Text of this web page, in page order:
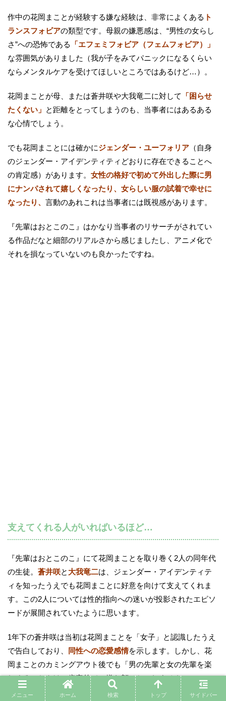
作中の花岡まことが経験する嫌な経験は、非常によくある ト
ランスフォビアの類型です。母親の嫌悪感は、“男性の女らし
さ”への恐怖である
「エフェミフォビア（フェムフォビア）」
な雰囲気がありました（我が子をみてパニックになるくらい
ならメンタルケアを受けてほしいところではあるけど…）。
花岡まことが母、または蒼井咲や大我竜二に対して
「困らせ
たくない」 と距離をとってしまうのも、当事者にはあるある
な心情でしょう。
でも花岡まことには確かにジェンダー・ユーフォリア （自身
のジェンダー・アイデンティティどおりに存在できることへ
の肯定感）があります。 女性の格好で初めて外出した際に男
にナンパされて嬉しくなったり、女らしい服の試着で幸せに
なったり、 言動のあれこれは当事者には既視感があります。
『先輩はおとこのこ』はかなり当事者のリサーチがされてい
る作品だなと細部のリアルさから感じましたし、アニメ化で
それを損なっていないのも良かったですね。
支えてくれる人がいればいるほど…
『先輩はおとこのこ』にて花岡まことを取り巻く2人の同年代
の生徒。 蒼井咲と 大我竜二は、ジェンダー・アイデンティテ
ィを知ったうえでも花岡まことに好意を向けて支えてくれま
す。この2人については性的指向への迷いが投影されたエピソ
ードが展開されていたように思います。
1年下の蒼井咲は当初は花岡まことを「女子」と認識したうえ
で告白しており、
同性への恋愛感情を示します。しかし、花
岡まことのカミングアウト後でも「男の先輩と女の先輩を楽
しめる」とやけに肯定的で、嫌な顔ひとつしません。
メニュー ホーム 検索 トップ サイドバー